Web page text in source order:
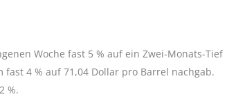
Woche fast 5 % auf ein Zwei-Monats-Tief
4 % auf 71,04 Dollar pro Barrel nachgab.
%.